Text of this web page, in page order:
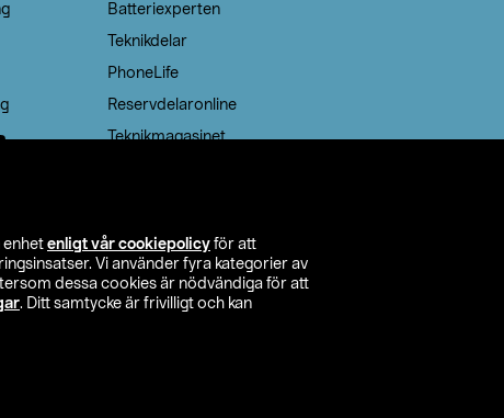
enhet enligt vår cookiepolicy för att
Vi använder fyra kategorier av
dessa cookies är nödvändiga för att
. Ditt samtycke är frivilligt och kan
Batteriexperten
Teknikdelar
PhoneLife
Reservdelaronline
Teknikmagasinet